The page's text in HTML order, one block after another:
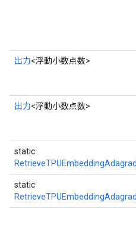
出力<浮動小数点数>
出力<浮動小数点数>
static
static